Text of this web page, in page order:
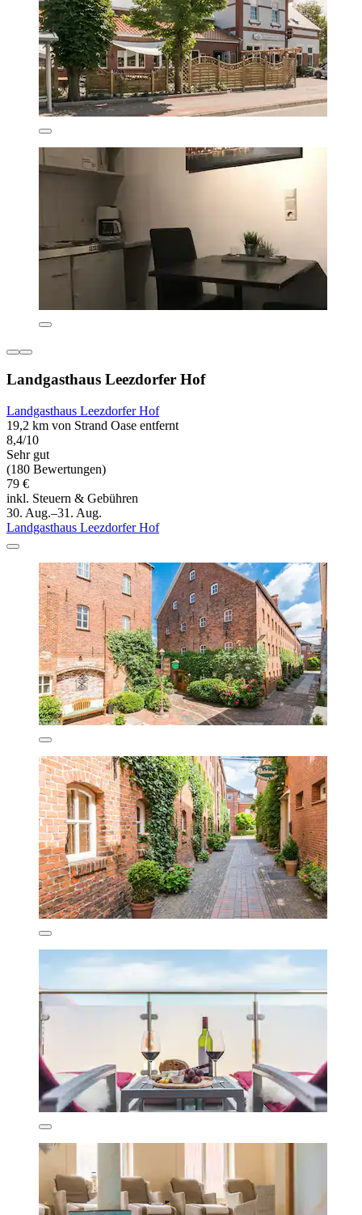
Landgasthaus Leezdorfer Hof
Landgasthaus Leezdorfer Hof
19,2 km von Strand Oase entfernt
8,4/10
Sehr gut
(180 Bewertungen)
79 €
inkl. Steuern & Gebühren
30. Aug.–31. Aug.
Landgasthaus Leezdorfer Hof